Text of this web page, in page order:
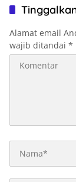
Alamat email
wajib ditandai *